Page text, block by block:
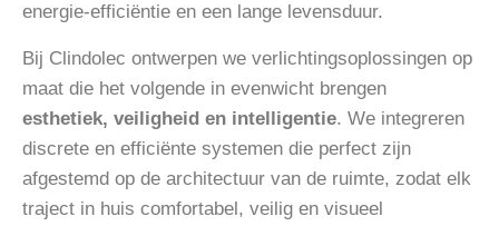
energie-efficiëntie en een lange levensduur.
Bij Clindolec ontwerpen we verlichtingsoplossingen op
maat die het volgende in evenwicht brengen
esthetiek, veiligheid en intelligentie. We integreren
discrete en efficiënte systemen die perfect zijn
afgestemd op de architectuur van de ruimte, zodat elk
traject in huis comfortabel, veilig en visueel